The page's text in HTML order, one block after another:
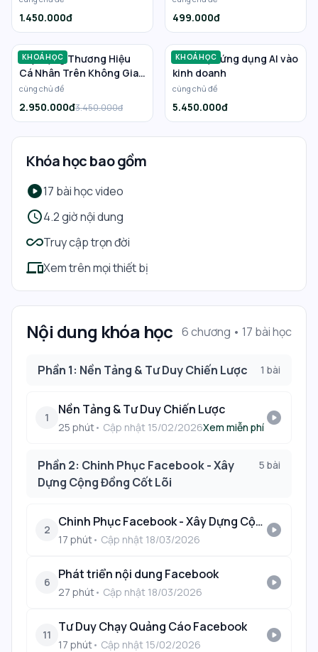
1.450.000đ 499.000đ
KHOÁ HỌC
Xây Dựng Thương Hiệu
Cá Nhân Trên Không Gian
Mạng
cùng chủ đề
2.950.000đ3.450.000đ
KHOÁ HỌC
Khóa học ứng dụng AI vào
kinh doanh
cùng chủ đề
5.450.000đ
Khóa học bao gồm
play_circle17 bài học video
schedule4.2 giờ nội dung
all_inclusiveTruy cập trọn đời
devicesXem trên mọi thiết bị
Nội dung khóa học 6 chương • 17 bài học
Phần 1: Nền Tảng & Tư Duy Chiến Lược 1 bài
1
Nền Tảng & Tư Duy Chiến Lược
25 phút• Cập nhật 15/02/2026Xem miễn phí
play_circle
Phần 2: Chinh Phục Facebook - Xây
Dựng Cộng Đồng Cốt Lõi
5 bài
2
Chinh Phục Facebook - Xây Dựng Cộng Đồng Cốt Lõi
17 phút• Cập nhật 18/03/2026
play_circle
6
Phát triển nội dung Facebook
27 phút• Cập nhật 18/03/2026
play_circle
11
Tư Duy Chạy Quảng Cáo Facebook
17 phút• Cập nhật 15/02/2026
play_circle